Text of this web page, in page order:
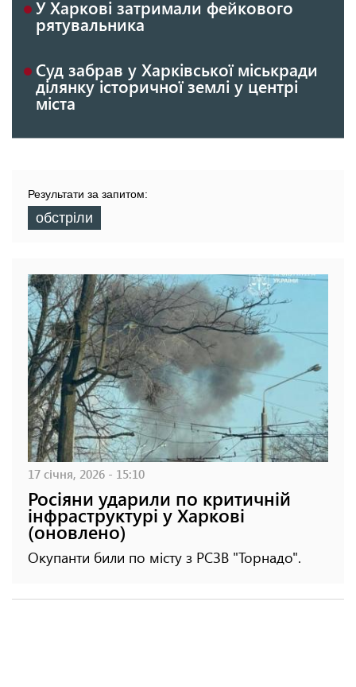
У Харкові затримали фейкового
рятувальника
Суд забрав у Харківської міськради
ділянку історичної землі у центрі
міста
Результати за запитом:
обстріли
17 січня, 2026 - 15:10
Росіяни ударили по критичній
інфраструктурі у Харкові
(оновлено)
Окупанти били по місту з РСЗВ "Торнадо".